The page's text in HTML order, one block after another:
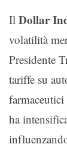
Il Dollar
volatilità
Presidente
tariffe su
farmaceutici
ha